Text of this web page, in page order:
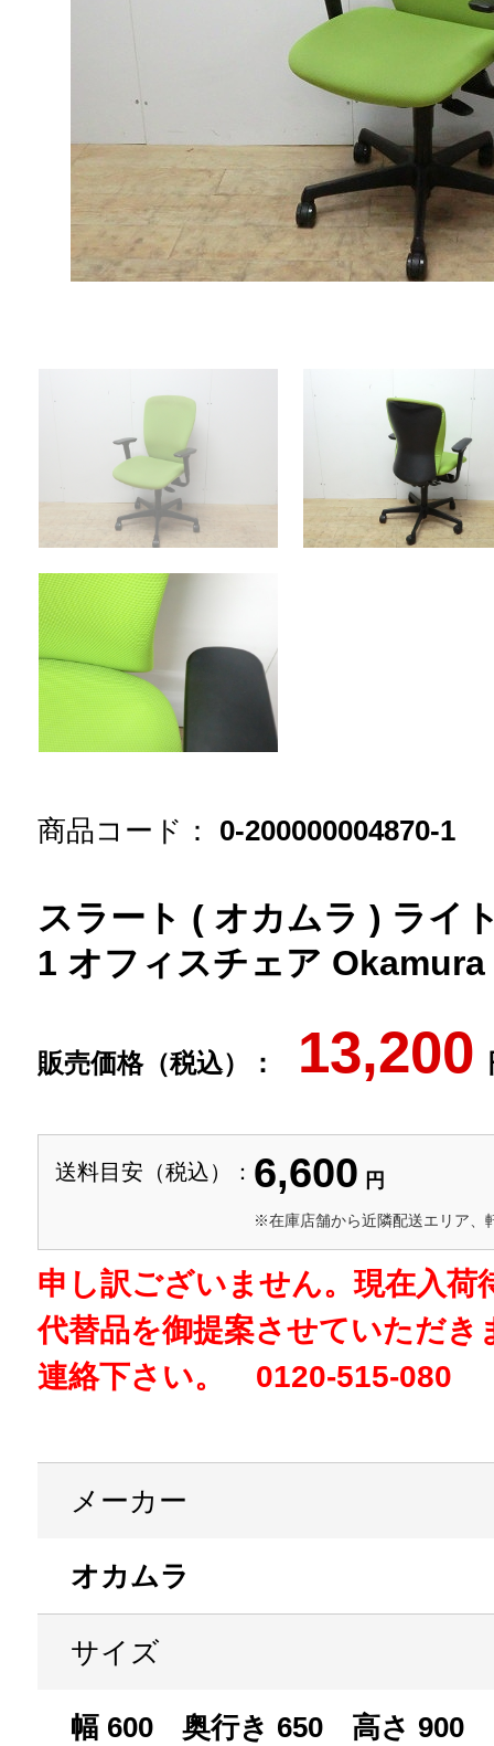
商品コード： 0-200000004870-1
スラート ( オカムラ ) ライ
1 オフィスチェア Okamura
販売価格（税込）： 13,200
送料目安（税込）： 6,600 円
※在庫店舗から近隣配送エリア、
申し訳ございません。現在入荷
代替品を御提案させていただき
連絡下さい。 0120-515-080
メーカー
オカムラ
サイズ
幅 600 奥行き 650 高さ 900